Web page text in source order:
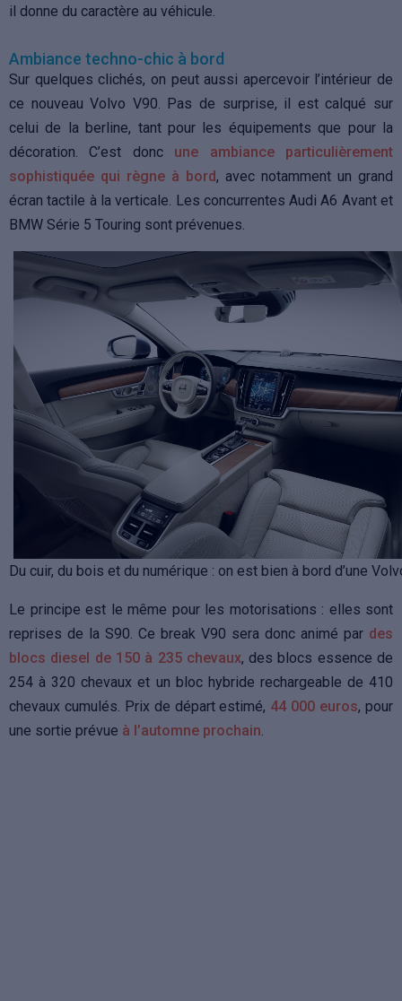
il donne du caractère au véhicule.
Ambiance techno-chic à bord
Sur quelques clichés, on peut aussi apercevoir l’intérieur de
ce nouveau Volvo V90. Pas de surprise, il est calqué sur
celui de la berline, tant pour les équipements que pour la
décoration. C’est donc une ambiance particulièrement
sophistiquée qui règne à bord, avec notamment un grand
écran tactile à la verticale. Les concurrentes Audi A6 Avant et
BMW Série 5 Touring sont prévenues.
Du cuir, du bois et du numérique : on est bien à bord d’une
Le principe est le même pour les motorisations : elles sont
reprises de la S90. Ce break V90 sera donc animé par des
blocs diesel de 150 à 235 chevaux, des blocs essence de
254 à 320 chevaux et un bloc hybride rechargeable de 410
chevaux cumulés. Prix de départ estimé, 44 000 euros, pour
une sortie prévue à l’automne prochain.